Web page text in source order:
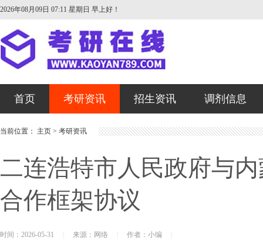
2026年08月09日 07:11 星期日 早上好！
首页 考研资讯 招生资讯 调剂信息
当前位置： 主页 > 考研资讯
二连浩特市人民政府与
合作框架协议
时间：2026-05-31 来源：网络 作者：小编